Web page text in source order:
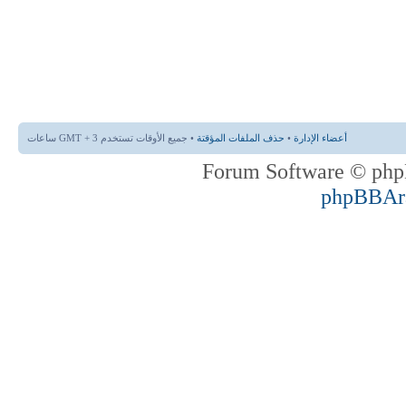
أعضاء الإدارة • حذف الملفات المؤقتة • جميع الأوقات تستخدم GMT + 3 ساعات